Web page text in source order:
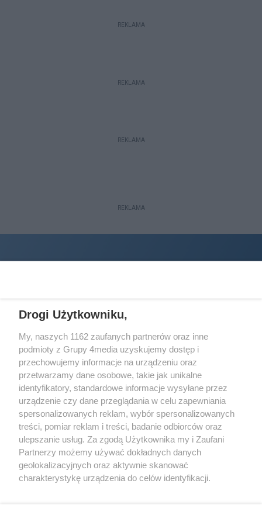
REKLAMA
REKLAMA
REKLAMA
REKLAMA
Wydawcąhalorzeszow.pljest:
STOWARZYSZENIE INICJATYW SPOŁECZNYCH PERSPEKTYWA
Adres do korespondencji:
ul. Piastów 3/2035-077 Rzeszów
kontakt@halorzeszow.pl
Redakcja Reklama Kontakt
Patronat medialny
Regulamin portalu
Polityka prywatności
Drogi Użytkowniku,
My, naszych 1162 zaufanych partnerów oraz inne
podmioty z Grupy 4media uzyskujemy dostęp i
przechowujemy informacje na urządzeniu oraz
przetwarzamy dane osobowe, takie jak unikalne
identyfikatory, standardowe informacje wysyłane przez
urządzenie czy dane przeglądania w celu zapewniania
spersonalizowanych reklam, wybór spersonalizowanych
treści, pomiar reklam i treści, badanie odbiorców oraz
ulepszanie usług. Za zgodą Użytkownika my i Zaufani
Partnerzy możemy używać dokładnych danych
geolokalizacyjnych oraz aktywnie skanować
charakterystykę urządzenia do celów identyfikacji.